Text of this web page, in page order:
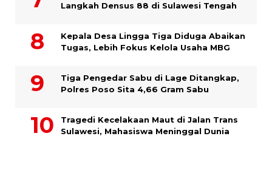
Langkah Densus 88 di Sulawesi Tengah
Kepala Desa Lingga Tiga Diduga Abaikan
Tugas, Lebih Fokus Kelola Usaha MBG
Tiga Pengedar Sabu di Lage Ditangkap,
Polres Poso Sita 4,66 Gram Sabu
Tragedi Kecelakaan Maut di Jalan Trans
Sulawesi, Mahasiswa Meninggal Dunia